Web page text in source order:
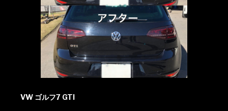
VW ゴルフ7 GTI